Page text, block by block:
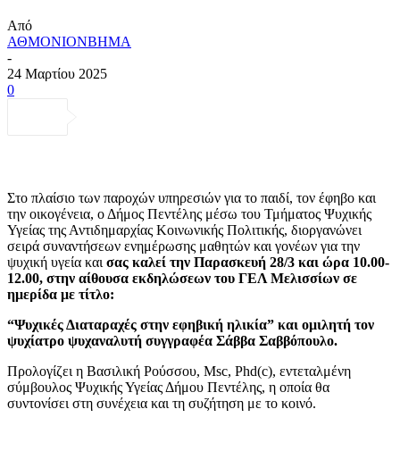
Από
ΑΘΜΟΝΙΟΝΒΗΜΑ
-
24 Μαρτίου 2025
0
Στο πλαίσιο των παροχών υπηρεσιών για το παιδί, τον έφηβο και
την οικογένεια, ο Δήμος Πεντέλης μέσω του Τμήματος Ψυχικής
Υγείας της Αντιδημαρχίας Κοινωνικής Πολιτικής, διοργανώνει
σειρά συναντήσεων ενημέρωσης μαθητών και γονέων για την
ψυχική υγεία και σας καλεί την Παρασκευή 28/3 και ώρα 10.00-
12.00, στην αίθουσα εκδηλώσεων του ΓΕΛ Μελισσίων σε
ημερίδα με τίτλο:
“Ψυχικές Διαταραχές στην εφηβική ηλικία” και ομιλητή τον
ψυχίατρο ψυχαναλυτή συγγραφέα Σάββα Σαββόπουλο.
Προλογίζει η Βασιλική Ρούσσου, Msc, Phd(c), εντεταλμένη
σύμβουλος Ψυχικής Υγείας Δήμου Πεντέλης, η οποία θα
συντονίσει στη συνέχεια και τη συζήτηση με το κοινό.